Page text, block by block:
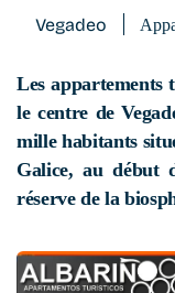
Vegadeo
Les appartements
le centre de
mille habitants
Galice, au début
réserve de la